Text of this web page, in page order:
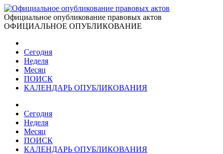
Официальное опубликование правовых актов
ОФИЦИАЛЬНОЕ ОПУБЛИКОВАНИЕ
Сегодня
Неделя
Месяц
ПОИСК
КАЛЕНДАРЬ ОПУБЛИКОВАНИЯ
Сегодня
Неделя
Месяц
ПОИСК
КАЛЕНДАРЬ ОПУБЛИКОВАНИЯ